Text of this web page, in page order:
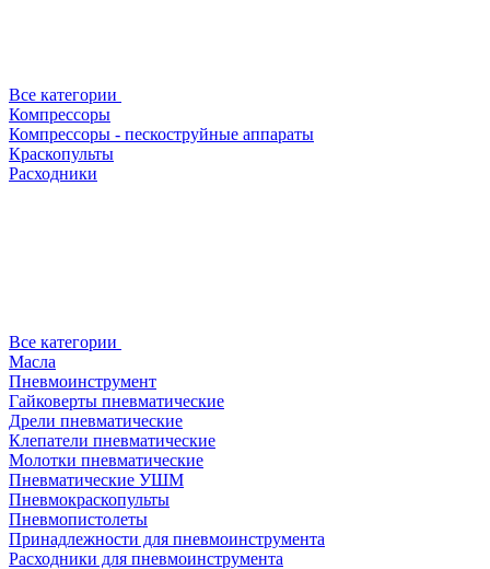
Все категории
Компрессоры
Компрессоры - пескоструйные аппараты
Краскопульты
Расходники
Все категории
Масла
Пневмоинструмент
Гайковерты пневматические
Дрели пневматические
Клепатели пневматические
Молотки пневматические
Пневматические УШМ
Пневмокраскопульты
Пневмопистолеты
Принадлежности для пневмоинструмента
Расходники для пневмоинструмента